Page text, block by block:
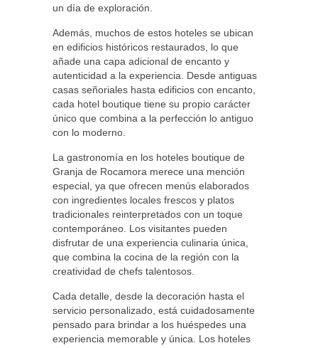
un día de exploración.
Además, muchos de estos hoteles se ubican
en edificios históricos restaurados, lo que
añade una capa adicional de encanto y
autenticidad a la experiencia. Desde antiguas
casas señoriales hasta edificios con encanto,
cada hotel boutique tiene su propio carácter
único que combina a la perfección lo antiguo
con lo moderno.
La gastronomía en los hoteles boutique de
Granja de Rocamora merece una mención
especial, ya que ofrecen menús elaborados
con ingredientes locales frescos y platos
tradicionales reinterpretados con un toque
contemporáneo. Los visitantes pueden
disfrutar de una experiencia culinaria única,
que combina la cocina de la región con la
creatividad de chefs talentosos.
Cada detalle, desde la decoración hasta el
servicio personalizado, está cuidadosamente
pensado para brindar a los huéspedes una
experiencia memorable y única. Los hoteles